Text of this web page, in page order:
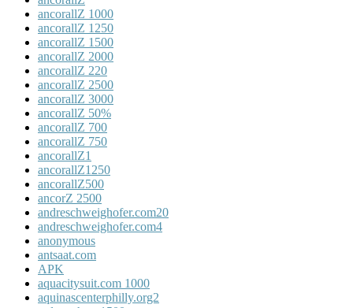
ancorallZ 1000
ancorallZ 1250
ancorallZ 1500
ancorallZ 2000
ancorallZ 220
ancorallZ 2500
ancorallZ 3000
ancorallZ 50%
ancorallZ 700
ancorallZ 750
ancorallZ1
ancorallZ1250
ancorallZ500
ancorZ 2500
andreschweighofer.com20
andreschweighofer.com4
anonymous
antsaat.com
APK
aquacitysuit.com 1000
aquinascenterphilly.org2